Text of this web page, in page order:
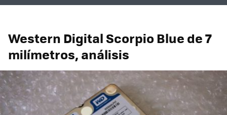
Western Digital Scorpio Blue de 7
milímetros, análisis